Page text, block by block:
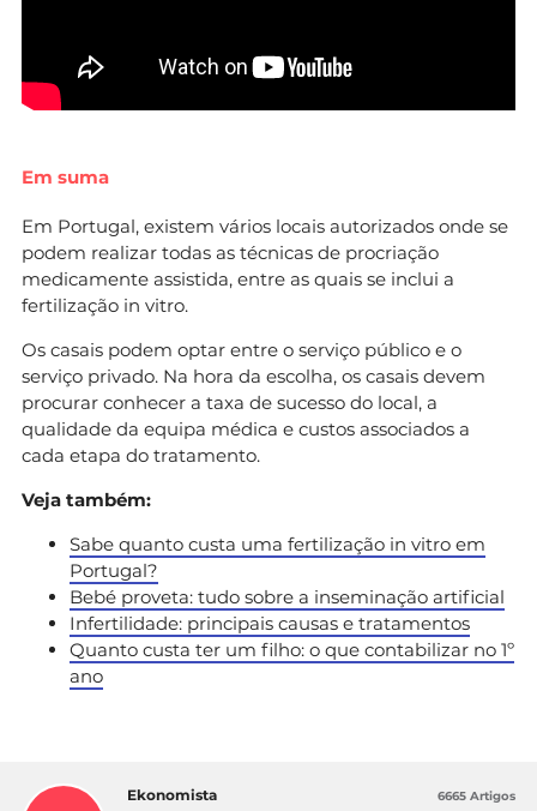
Em suma
Em Portugal, existem vários locais autorizados onde se
podem realizar todas as técnicas de procriação
medicamente assistida, entre as quais se inclui a
fertilização in vitro.
Os casais podem optar entre o serviço público e o
serviço privado. Na hora da escolha, os casais devem
procurar conhecer a taxa de sucesso do local, a
qualidade da equipa médica e custos associados a
cada etapa do tratamento.
Veja também:
Sabe quanto custa uma fertilização in vitro em
Portugal?
Bebé proveta: tudo sobre a inseminação artificial
Infertilidade: principais causas e tratamentos
Quanto custa ter um filho: o que contabilizar no 1º
ano
Ekonomista 6665 Artigos